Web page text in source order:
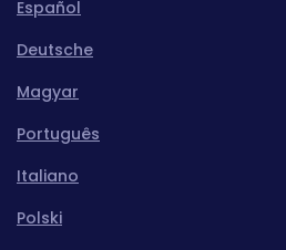
Español
Deutsche
Magyar
Português
Italiano
Polski